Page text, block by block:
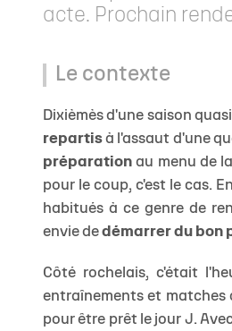
acte. Prochain
Le contexte
Dixièmès d'une saison
repartis à l'assaut d'une
préparationau menu de
pour le coup, c'est le cas.
habitués à ce genre de
envie de démarrer du bon
Côté rochelais, c'était
entraînements et matches
pour être prêt le jour J.